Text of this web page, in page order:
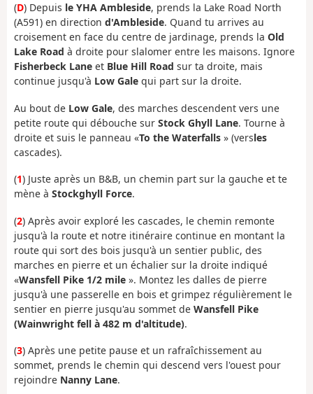
(D) Depuis le YHA Ambleside, prends la Lake Road North
(A591) en direction d'Ambleside. Quand tu arrives au
croisement en face du centre de jardinage, prends la Old
Lake Road à droite pour slalomer entre les maisons. Ignore
Fisherbeck Lane et Blue Hill Road sur ta droite, mais
continue jusqu'à Low Gale qui part sur la droite.
Au bout de Low Gale, des marches descendent vers une
petite route qui débouche sur Stock Ghyll Lane. Tourne à
droite et suis le panneau «To the Waterfalls » (versles
cascades).
(1) Juste après un B&B, un chemin part sur la gauche et te
mène à Stockghyll Force.
(2) Après avoir exploré les cascades, le chemin remonte
jusqu'à la route et notre itinéraire continue en montant la
route qui sort des bois jusqu'à un sentier public, des
marches en pierre et un échalier sur la droite indiqué
«Wansfell Pike 1/2 mile ». Montez les dalles de pierre
jusqu'à une passerelle en bois et grimpez régulièrement le
sentier en pierre jusqu'au sommet de Wansfell Pike
(Wainwright fell à 482 m d'altitude).
(3) Après une petite pause et un rafraîchissement au
sommet, prends le chemin qui descend vers l'ouest pour
rejoindre Nanny Lane.